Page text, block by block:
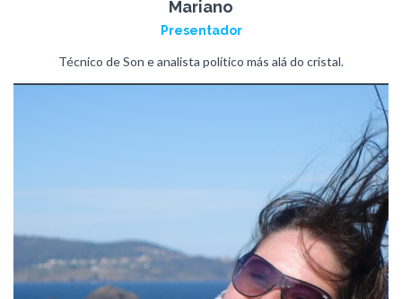
Mariano
Presentador
Técnico de Son e analista político más alá do cristal.